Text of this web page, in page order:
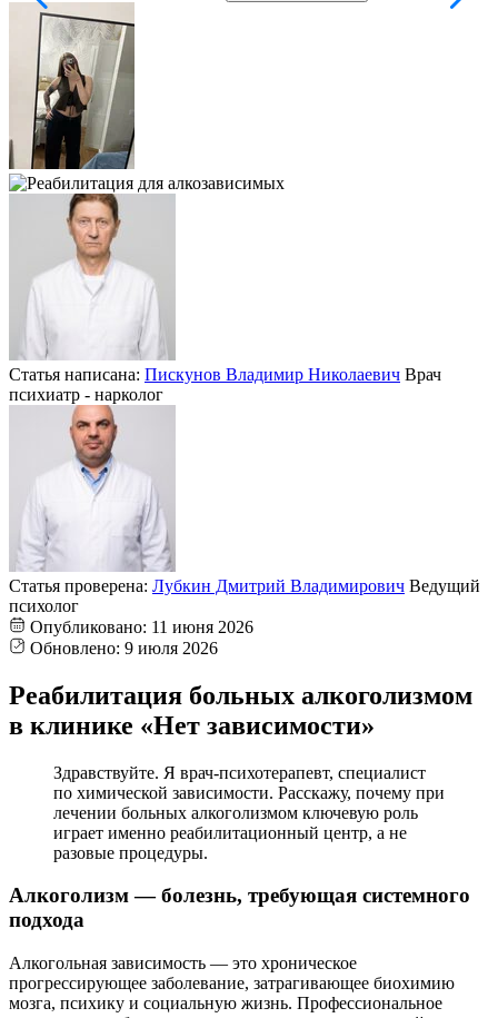
Статья написана: Пискунов Владимир Николаевич Врач
психиатр - нарколог
Статья проверена: Лубкин Дмитрий Владимирович Ведущий
психолог
Опубликовано: 11 июня 2026
Обновлено: 9 июля 2026
Реабилитация больных алкоголизмом
в клинике «Нет зависимости»
Здравствуйте. Я врач-психотерапевт, специалист
по химической зависимости. Расскажу, почему при
лечении больных алкоголизмом ключевую роль
играет именно реабилитационный центр, а не
разовые процедуры.
Алкоголизм — болезнь, требующая системного
подхода
Алкогольная зависимость — это хроническое
прогрессирующее заболевание, затрагивающее биохимию
мозга, психику и социальную жизнь. Профессиональное